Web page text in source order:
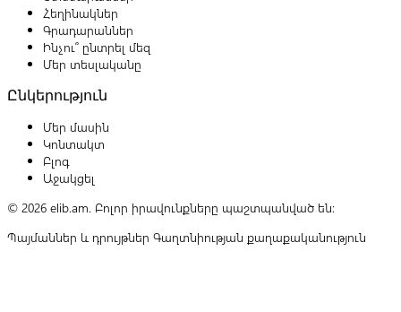
Հեղինակներ
Գրադարաններ
Ինչու՞ ընտրել մեզ
Մեր տեսլականը
Ընկերություն
Մեր մասին
Կոնտակտ
Բլոգ
Աջակցել
© 2026 elib.am. Բոլոր իրավունքները պաշտպանված են:
Պայմաններ և դրույթներ Գաղտնիության քաղաքականություն